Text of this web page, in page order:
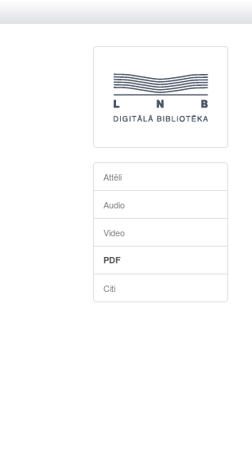
Attēli
Audio
Video
PDF
Citi